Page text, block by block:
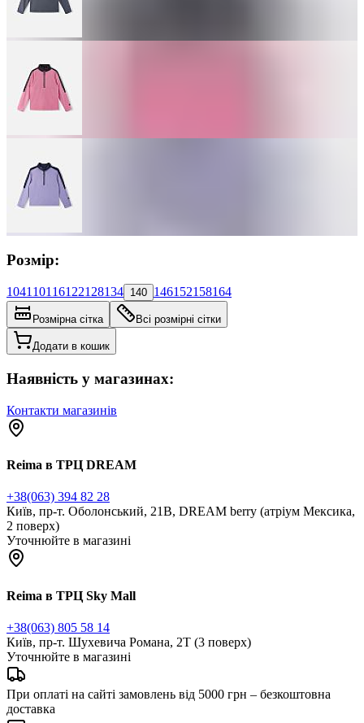
Розмір:
104110116122128134 140 146152158164
Розмірна сітка Всі розмірні сітки
Додати в кошик
Наявність у магазинах:
Контакти магазинів
Reima в ТРЦ DREAM
+38(063) 394 82 28
Київ, пр-т. Оболонський, 21В, DREAM berry (атріум Мексика,
2 поверх)
Уточнюйте в магазині
Reima в ТРЦ Sky Mall
+38(063) 805 58 14
Київ, пр-т. Шухевича Романа, 2Т (3 поверх)
Уточнюйте в магазині
При оплаті на сайті замовлень від 5000 грн – безкоштовна
доставка